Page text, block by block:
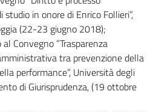
in onore di Enrico Follieri”,
(22-23 giugno 2018);
Convegno ”Trasparenza
tra prevenzione della
performance”, Università degli
di Giurisprudenza, (19 ottobre